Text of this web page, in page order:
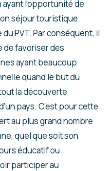
l’opportunité de
séjour touristique.
PVT. Par conséquent, il
de favoriser des
ayant beaucoup
quand le but du
la découverte
pays. C’est pour cette
au plus grand nombre
quel que soit son
éducatif ou
participer au